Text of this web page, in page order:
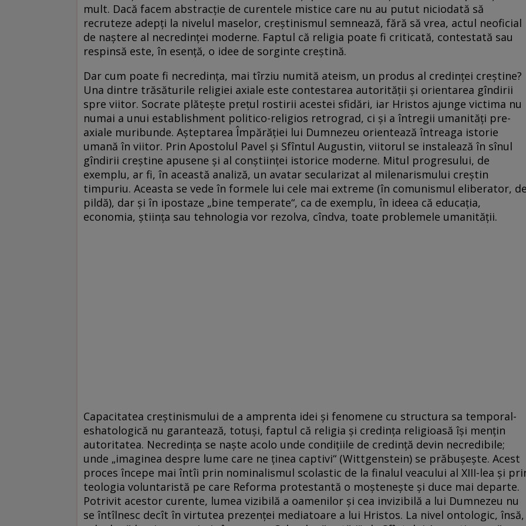
mult. Dacă facem abstracție de curentele mistice care nu au putut niciodată să
recruteze adepți la nivelul maselor, creștinismul semnează, fără să vrea, actul neoficial
de naștere al necredinței moderne. Faptul că religia poate fi criticată, contestată sau
respinsă este, în esență, o idee de sorginte creștină.
Dar cum poate fi necredința, mai tîrziu numită ateism, un produs al credinței creștine?
Una dintre trăsăturile religiei axiale este contestarea autorității și orientarea gîndirii
spre viitor. Socrate plătește prețul rostirii acestei sfidări, iar Hristos ajunge victima nu
numai a unui establishment politico-religios retrograd, ci și a întregii umanități pre-
axiale muribunde. Așteptarea Împărăției lui Dumnezeu orientează întreaga istorie
umană în viitor. Prin Apostolul Pavel și Sfîntul Augustin, viitorul se instalează în sînul
gîndirii creștine apusene și al conștiinței istorice moderne. Mitul progresului, de
exemplu, ar fi, în această analiză, un avatar secularizat al milenarismului creștin
timpuriu. Aceasta se vede în formele lui cele mai extreme (în comunismul eliberator,
pildă), dar și în ipostaze „bine temperate“, ca de exemplu, în ideea că educația,
economia, știința sau tehnologia vor rezolva, cîndva, toate problemele umanității.
Capacitatea creștinismului de a amprenta idei și fenomene cu structura sa temporal-
eshatologică nu garantează, totuși, faptul că religia și credința religioasă își mențin
autoritatea. Necredința se naște acolo unde condițiile de credință devin necredibile;
unde „imaginea despre lume care ne ținea captivi“ (Wittgen­stein) se prăbușește. Acest
proces începe mai întîi prin nominalismul scolastic de la finalul veacului al XIII-lea și
teologia voluntaristă pe care Reforma protestantă o moștenește și duce mai departe.
Potrivit acestor curente, lumea vizibilă a oamenilor și cea invizibilă a lui Dumnezeu nu
se întîlnesc decît în virtutea prezenței mediatoare a lui Hristos. La nivel ontologic, însă,